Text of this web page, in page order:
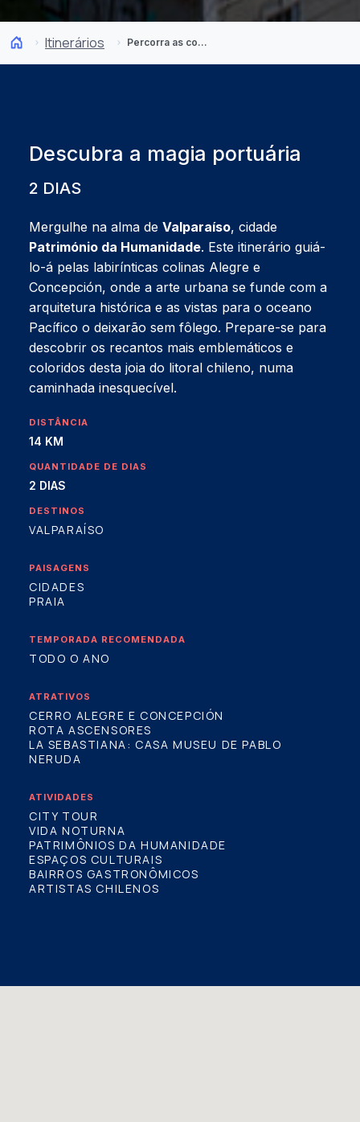
Itinerários Percorra as colinas de Valparaíso: Itinerário de 2 dias
Descubra a magia portuária
2 DIAS
Mergulhe na alma de Valparaíso, cidade
Património da Humanidade. Este itinerário guiá-
lo-á pelas labirínticas colinas Alegre e
Concepción, onde a arte urbana se funde com a
arquitetura histórica e as vistas para o oceano
Pacífico o deixarão sem fôlego. Prepare-se para
descobrir os recantos mais emblemáticos e
coloridos desta joia do litoral chileno, numa
caminhada inesquecível.
DISTÂNCIA
14 KM
QUANTIDADE DE DIAS
2 DIAS
DESTINOS
VALPARAÍSO
PAISAGENS
CIDADES
PRAIA
TEMPORADA RECOMENDADA
TODO O ANO
ATRATIVOS
CERRO ALEGRE E CONCEPCIÓN
ROTA ASCENSORES
LA SEBASTIANA: CASA MUSEU DE PABLO
NERUDA
ATIVIDADES
CITY TOUR
VIDA NOTURNA
PATRIMÔNIOS DA HUMANIDADE
ESPAÇOS CULTURAIS
BAIRROS GASTRONÔMICOS
ARTISTAS CHILENOS